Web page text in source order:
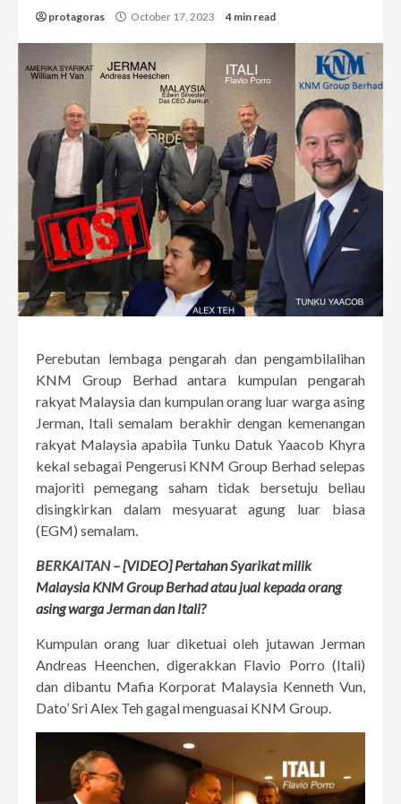
protagoras October 17, 2023 4 min read
Perebutan lembaga pengarah dan pengambilalihan
KNM Group Berhad antara kumpulan pengarah
rakyat Malaysia dan kumpulan orang luar warga asing
Jerman, Itali semalam berakhir dengan kemenangan
rakyat Malaysia apabila Tunku Datuk Yaacob Khyra
kekal sebagai Pengerusi KNM Group Berhad selepas
majoriti pemegang saham tidak bersetuju beliau
disingkirkan dalam mesyuarat agung luar biasa
(EGM) semalam.
BERKAITAN –[VIDEO] Pertahan Syarikat milik
Malaysia KNM Group Berhad atau jual kepada orang
asing warga Jerman dan Itali?
Kumpulan orang luar diketuai oleh jutawan Jerman
Andreas Heenchen, digerakkan Flavio Porro (Itali)
dan dibantu Mafia Korporat Malaysia Kenneth Vun,
Dato’ Sri Alex Teh gagal menguasai KNM Group.